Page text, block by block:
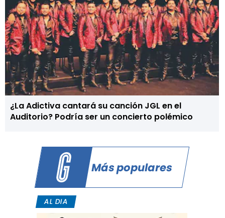
¿La Adictiva cantará su canción JGL en el
Auditorio? Podría ser un concierto polémico
Más populares
AL DIA